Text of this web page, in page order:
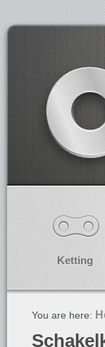
Ketting
You are here: